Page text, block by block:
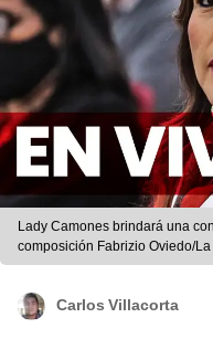
Lady Camones brindará una
composición Fabrizio Oviedo/
Carlos Villacorta